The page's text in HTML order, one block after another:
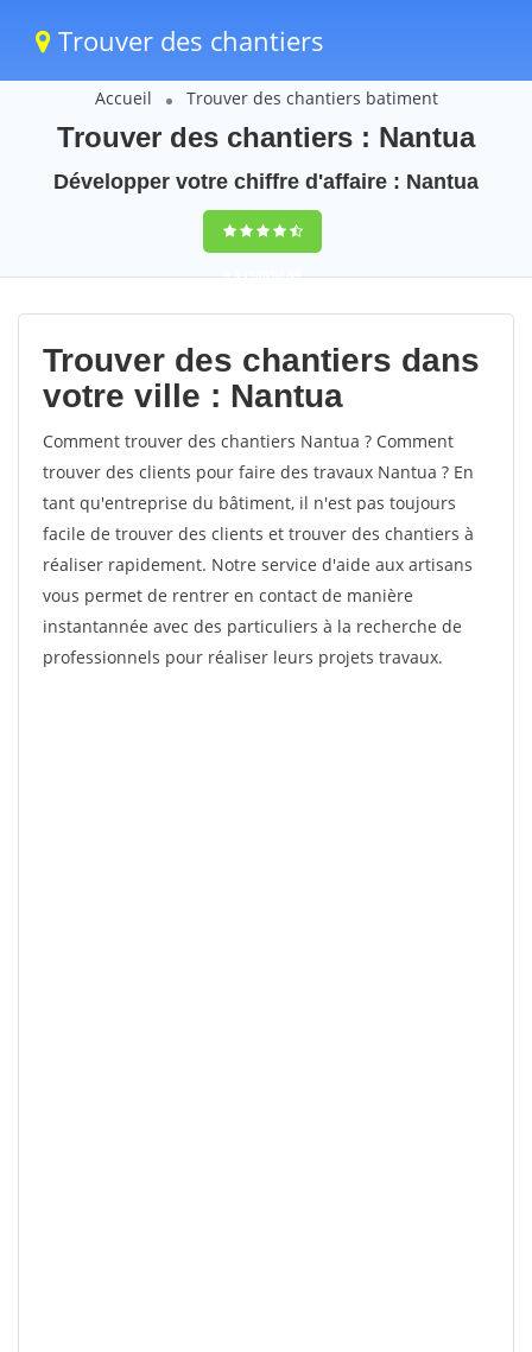
Trouver des chantiers
Accueil Trouver des chantiers batiment
Trouver des chantiers : Nantua
Développer votre chiffre d'affaire : Nantua
9,5(100%)39
votes
Trouver des chantiers dans
votre ville : Nantua
Comment trouver des chantiers Nantua ? Comment
trouver des clients pour faire des travaux Nantua ? En
tant qu'entreprise du bâtiment, il n'est pas toujours
facile de trouver des clients et trouver des chantiers à
réaliser rapidement. Notre service d'aide aux artisans
vous permet de rentrer en contact de manière
instantannée avec des particuliers à la recherche de
professionnels pour réaliser leurs projets travaux.